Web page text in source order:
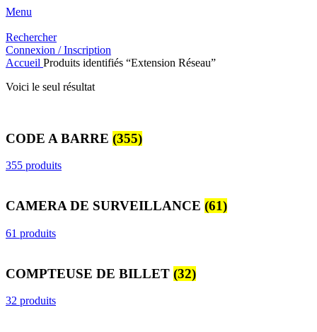
Menu
Rechercher
Connexion / Inscription
Accueil Produits identifiés “Extension Réseau”
Voici le seul résultat
CODE A BARRE (355)
355 produits
CAMERA DE SURVEILLANCE (61)
61 produits
COMPTEUSE DE BILLET (32)
32 produits